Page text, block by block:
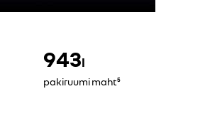
943l
pakiruumi maht⁵